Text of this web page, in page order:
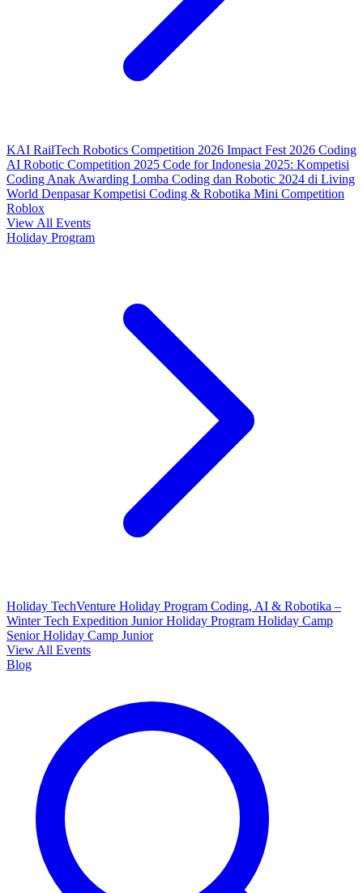
KAI RailTech Robotics Competition 2026 Impact Fest 2026 Coding
AI Robotic Competition 2025 Code for Indonesia 2025: Kompetisi
Coding Anak Awarding Lomba Coding dan Robotic 2024 di Living
World DenpasarKompetisi Coding & Robotika Mini Competition
Roblox
View All Events
Holiday Program
Holiday TechVenture Holiday Program Coding, AI & Robotika –
Winter Tech Expedition Junior Holiday Program Holiday Camp
SeniorHoliday Camp Junior
View All Events
Blog